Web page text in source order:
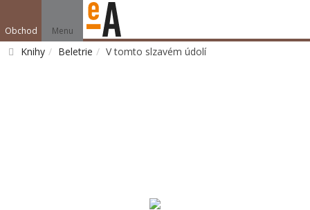
Obchod Menu
Knihy Beletrie V tomto slzavém údolí